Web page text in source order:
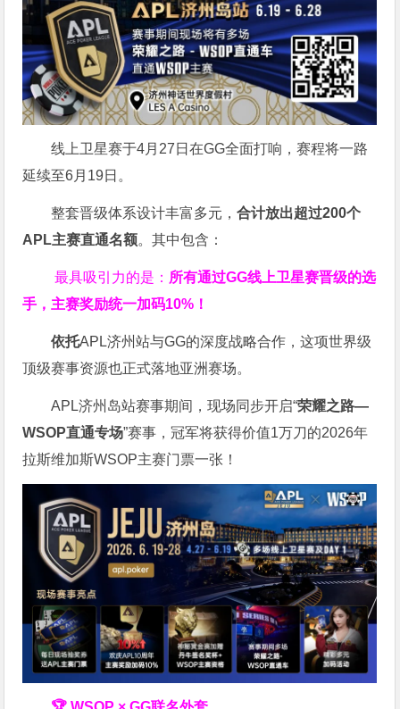
线上卫星赛于4月27日在GG全面打响，赛程将一路
延续至6月19日。
整套晋级体系设计丰富多元，合计放出超过200个
APL主赛直通名额。其中包含：
最具吸引力的是： 所有通过GG线上卫星赛晋级的选
手，主赛奖励统一加码10% ！
依托APL济州站与GG的深度战略合作，这项世界级
顶级赛事资源也正式落地亚洲赛场。
APL济州岛站赛事期间，现场同步开启“荣耀之路—
WSOP直通专场”赛事，冠军将获得价值1万刀的2026年
拉斯维加斯WSOP主赛门票一张！